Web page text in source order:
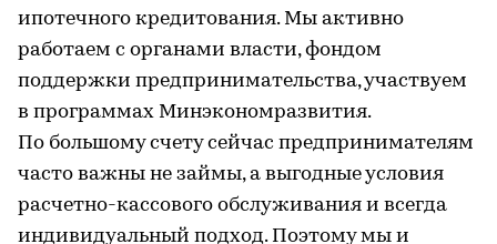
ипотечного кредитования. Мы активно
работаем с органами власти, фондом
поддержки предпринимательства, участвуем
в программах Минэкономразвития.
По большому счету сейчас предпринимателям
часто важны не займы, а выгодные условия
расчетно-кассового обслуживания и всегда
индивидуальный подход. Поэтому мы и